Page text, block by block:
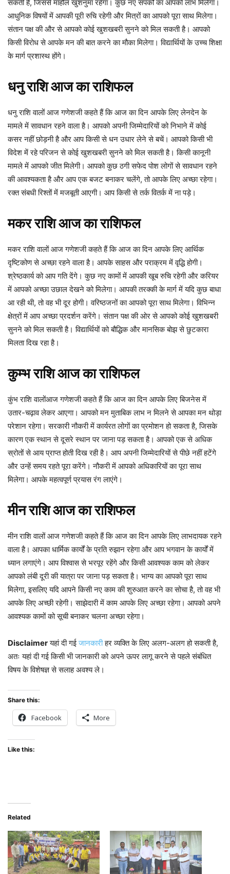
सकती है, जिससे माहौल खुशनुमा रहेगा। कुछ नए संपर्कों का आपको लाभ मिलेगा।
आधुनिक विषयों में आपकी पूरी रुचि रहेगी और मित्रों का आपको पूरा साथ मिलेगा।
संतान पक्ष की और से आपको कोई खुशखबरी सुनने को मिल सकती है। आपको
किसी विरोध से आपके मन की बात करने का मौका मिलेगा। विद्यार्थियों के उच्च शिक्षा
के मार्ग प्रशास्थ होंगे।
धनुराशिआजकाराशिफल
धनु राशि वालों आज गणेशजी कहते हैं कि आज का दिन आपके लिए लेनदेन के
मामले में सावधान रहने वाला है। आपको अपनी जिम्मेदारियों को निभाने में कोई
कसर नहीं छोड़नी है और आप किसी से धन उधार लेने से बचें। आपको किसी भी
विदेश में रहे परिजन से कोई खुशखबरी सुनने को मिल सकती है। किसी कानूनी
मामले में आपको जीत मिलेगी। आपको कुछ ठगी सफेद पोश लोगों से सावधान रहने
की आवश्यकता है और आप एक बजट बनाकर चलेंगे, तो आपके लिए अच्छा रहेगा।
रक्त संबधी रिश्तों में मजबूती आएगी। आप किसी से तर्क वितर्क में ना पड़े।
मकरराशिआजकाराशिफल
मकर राशि वालों आज गणेशजी कहते हैं कि आज का दिन आपके लिए आर्थिक
दृष्टिकोण से अच्छा रहने वाला है। आपके साहस और पराक्रम में वृद्धि होगी।
श्रेष्ठकार्य को आप गति देंगे। कुछ नए कामों में आपकी खूब रुचि रहेगी और करियर
में आपको अच्छा उछाल देखने को मिलेगा। आपकी तरक्की के मार्ग में यदि कुछ बाधा
आ रही थी, तो वह भी दूर होगी। वरिष्ठजनों का आपको पूरा साथ मिलेगा। विभिन्न
क्षेत्रों में आप अच्छा प्रदर्शन करेंगे। संतान पक्ष की ओर से आपको कोई खुशखबरी
सुनने को मिल सकती है। विद्यार्थियों को बौद्धिक और मानसिक बोझ से छुटकारा
मिलता दिख रहा है।
कुम्भराशिआजकाराशिफल
कुंभ राशि वालोंआज गणेशजी कहते हैं कि आज का दिन आपके लिए बिजनेस में
उतार-चढ़ाव लेकर आएगा। आपको मन मुताबिक लाभ न मिलने से आपका मन थोड़ा
परेशान रहेगा। सरकारी नौकरी में कार्यरत लोगों का प्रमोशन हो सकता है, जिसके
कारण एक स्थान से दूसरे स्थान पर जाना पड़ सकता है। आपको एक से अधिक
स्रोतों से आय प्राप्त होती दिख रही है। आप अपनी जिम्मेदारियों से पीछे नहीं हटेंगे
और उन्हें समय रहते पूरा करेंगे। नौकरी में आपको अधिकारियों का पूरा साथ
मिलेगा। आपके महत्वपूर्ण प्रयास रंग लाएंगे।
मीनराशिआजकाराशिफल
मीनराशि वालों आज गणेशजी कहते हैं कि आज का दिन आपके लिए लाभदायक रहने
वाला है। आपका धार्मिक कार्यों के प्रति रुझान रहेगा और आप भगवान के कार्यों में
ध्यान लगाएंगे। आप विश्वास से भरपूर रहेंगे और किसी आवश्यक काम को लेकर
आपको लंबी दूरी की यात्रा पर जाना पड़ सकता है। भाग्य का आपको पूरा साथ
मिलेगा, इसलिए यदि आपने किसी नए काम की शुरुआत करने का सोचा है, तो वह भी
आपके लिए अच्छी रहेगी। साझेदारी में काम आपके लिए अच्छा रहेगा। आपको अपने
आवश्यक कामों को सूची बनाकर चलना अच्छा रहेगा।
Disclaimerयहां दी गईजानकारीहर व्यक्ति के लिए अलग-अलग हो सकती है,
अतः यहां दी गई किसी भी जानकारी को अपने ऊपर लागू करने से पहले संबंधित
विषय के विशेषज्ञ से सलाह अवश्य ले।
Share this:
Facebook More
Like this:
Related